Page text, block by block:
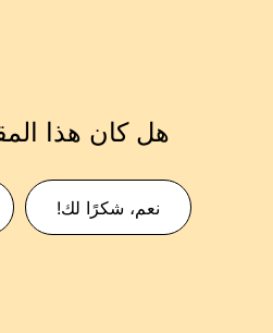
هل كان هذا
نعم، شكرًا لك!